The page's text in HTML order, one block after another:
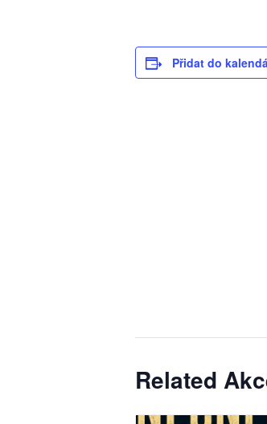
Přidat do
Related